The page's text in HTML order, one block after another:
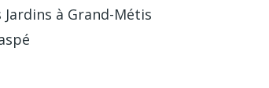
à Grand-Métis